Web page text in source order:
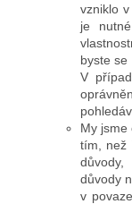
vzniklo
je
byste se
V
My jsme
tím, než
důvody
v